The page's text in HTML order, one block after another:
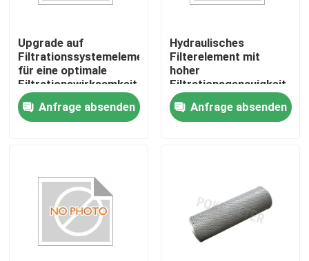
Fabrik-Tour
Qualitätskontrolle
Fordern Sie ein Angebot an
Ölfilter-Element
Upgrade auf
Filtrationssystemelement
für eine optimale
Filtrationswirksamkeit
Filterfluss 10-100
L/min
Filterwirksamkeit
Anfrage absenden
Hydraulisches
Filterelement mit
hoher
Filtrationsgenauigkeit
für hydraulische
Anwendungen
Anfrage absenden